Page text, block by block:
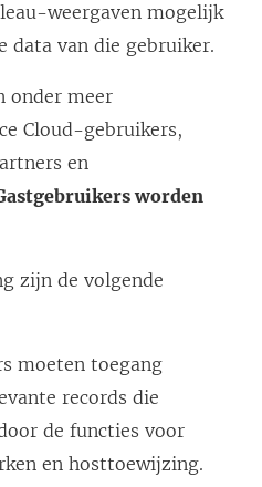
weergaven mogelijk
data van die gebruiker.
onder meer
Cloud-gebruikers,
en
worden
zijn de volgende
moeten toegang
records die
de functies voor
en hosttoewijzing.